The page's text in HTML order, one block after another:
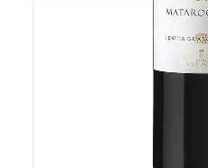
analizzare il nostro traffico.
nostri partner che si
pubblicità e social media, i
raccolto dal suo utilizzo dei